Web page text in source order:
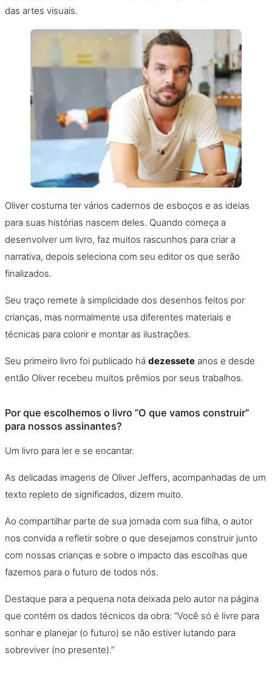
das artes visuais.
Oliver costuma ter vários cadernos de esboços e as ideias
para suas histórias nascem deles. Quando começa a
desenvolver um livro, faz muitos rascunhos para criar a
narrativa, depois seleciona com seu editor os que serão
finalizados.
Seu traço remete à simplicidade dos desenhos feitos por
crianças, mas normalmente usa diferentes materiais e
técnicas para colorir e montar as ilustrações.
Seu primeiro livro foi publicado há dezessete anos e desde
então Oliver recebeu muitos prêmios por seus trabalhos.
Por que escolhemos o livro “O que vamos construir”
para nossos assinantes?
Um livro para ler e se encantar.
As delicadas imagens de Oliver Jeffers, acompanhadas de um
texto repleto de significados, dizem muito.
Ao compartilhar parte de sua jornada com sua filha, o autor
nos convida a refletir sobre o que desejamos construir junto
com nossas crianças e sobre o impacto das escolhas que
fazemos para o futuro de todos nós.
Destaque para a pequena nota deixada pelo autor na página
que contém os dados técnicos da obra: “Você só é livre para
sonhar e planejar (o futuro) se não estiver lutando para
sobreviver (no presente).”